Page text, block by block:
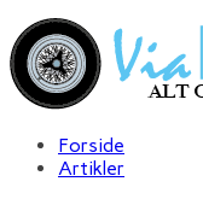
Forside
Artikler